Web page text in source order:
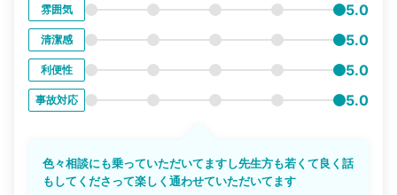
雰囲気 5.0
清潔感 5.0
利便性 5.0
事故対応 5.0
色々相談にも乗っていただいてますし先生方も若くて良く話
もしてくださって楽しく通わせていただいてます